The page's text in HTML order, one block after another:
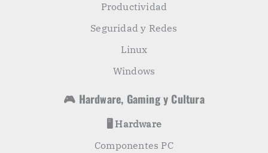
Productividad
Seguridad y Redes
Linux
Windows
🎮 Hardware, Gaming y Cultura
🖥️ Hardware
Componentes PC